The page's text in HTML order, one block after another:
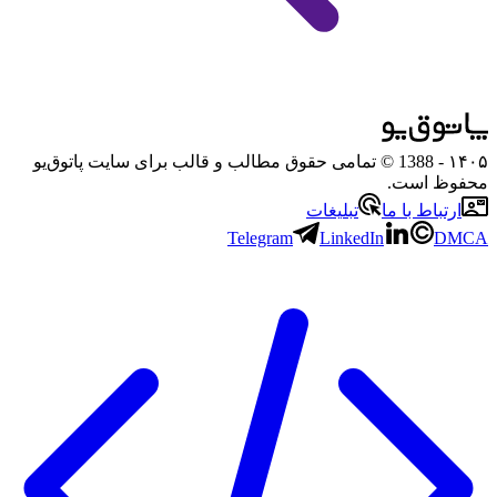
۱۴۰۵
- 1388 © تمامی حقوق مطالب و قالب برای سایت پاتوق‌یو
محفوظ است.
ارتباط با ما
تبلیغات
Telegram
LinkedIn DMCA